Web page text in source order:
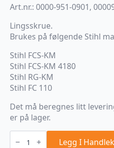
Art.nr.: 0000-951-0901,
Lingsskrue.
Brukes på følgende Stihl
Stihl FCS-KM
Stihl FCS-KM 4180
Stihl RG-KM
Stihl FC 110
Det må beregnes litt
er på lager.
Sekskantskrue
M8x20, Legg I